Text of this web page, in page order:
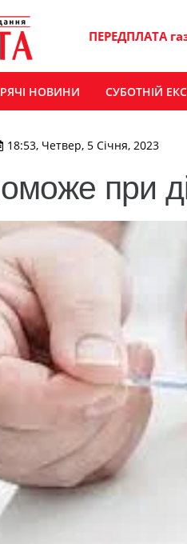
ПЕРЕДПЛАТА
НОВИНИ СУБОТНІЙ
18:53, Четвер, 5 Січня, 2023
при